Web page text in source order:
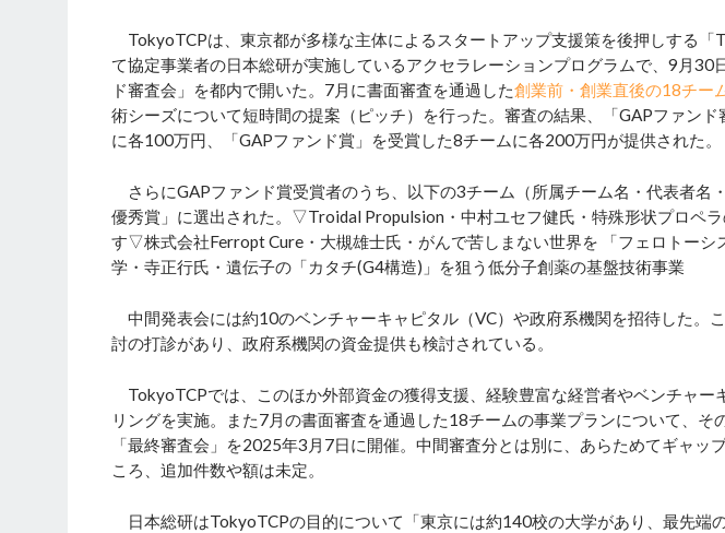
TokyoTCPは、東京都が多様な主体によるスタートアップ支援策を後押しする「
て協定事業者の日本総研が実施しているアクセラレーションプログラムで、9月30
ド審査会」を都内で開いた。7月に書面審査を通過した創業前・創業直後の18チー
術シーズについて短時間の提案（ピッチ）を行った。審査の結果、「GAPファン
に各100万円、「GAPファンド賞」を受賞した8チームに各200万円が提供された。
さらにGAPファンド賞受賞者のうち、以下の3チーム（所属チーム名・代表者名
優秀賞」に選出された。▽Troidal Propulsion・中村ユセフ健氏・特殊形状プロペ
す▽株式会社Ferropt Cure・大槻雄士氏・がんで苦しまない世界を 「フェロトー
学・寺正行氏・遺伝子の「カタチ(G4構造)」を狙う低分子創薬の基盤技術事業
中間発表会には約10のベンチャーキャピタル（VC）や政府系機関を招待した。
討の打診があり、政府系機関の資金提供も検討されている。
TokyoTCPでは、このほか外部資金の獲得支援、経験豊富な経営者やベンチャー
リングを実施。また7月の書面審査を通過した18チームの事業プランについて、そ
「最終審査会」を2025年3月7日に開催。中間審査分とは別に、あらためてギャッ
ころ、追加件数や額は未定。
日本総研はTokyoTCPの目的について「東京には約140校の大学があり、最先端